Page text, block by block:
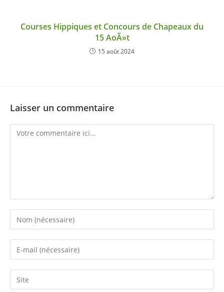
Courses Hippiques et Concours de Chapeaux du
15 AoÃ»t
15 août 2024
Laisser un commentaire